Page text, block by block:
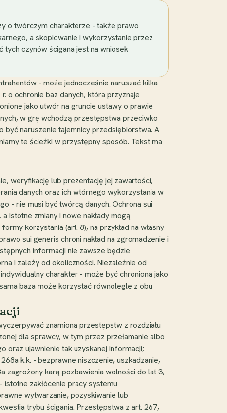
o twórczym charakterze - także prawo
a skopiowanie i wykorzystanie przez
tych czynów ścigana jest na wniosek
- może jednocześnie naruszać kilka
o ochronie baz danych, która przyznaje
jako utwór na gruncie ustawy o prawie
w grę wchodzą przestępstwa przeciwko
być naruszenie tajemnicy przedsiębiorstwa. A
te ścieżki w przystępny sposób. Tekst ma
weryfikację lub prezentację jej zawartości,
danych oraz ich wtórnego wykorzystania w
- nie musi być twórcą danych. Ochrona sui
istotne zmiany i nowe nakłady mogą
korzystania (art. 8), na przykład na własny
sui generis chroni nakład na zgromadzenie i
informacji nie zawsze będzie
i zależy od okoliczności. Niezależnie od
charakter - może być chroniona jako
baza może korzystać równolegle z obu
znamiona przestępstw z rozdziału
dla sprawcy, w tym przez przełamanie albo
oraz ujawnienie tak uzyskanej informacji;
k.k. - bezprawne niszczenie, uszkadzanie,
zagrożony karą pozbawienia wolności do lat 3,
zakłócenie pracy systemu
wytwarzanie, pozyskiwanie lub
trybu ścigania. Przestępstwa z art. 267,